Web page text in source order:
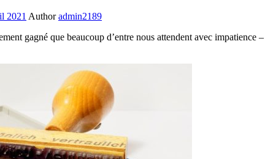
2021 Author admin2189
gagné que beaucoup d’entre nous attendent avec